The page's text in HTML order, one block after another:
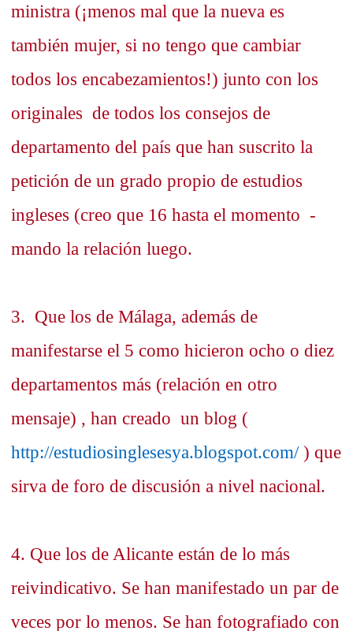
ministra (¡menos mal que la nueva es
también mujer, si no tengo que cambiar
todos los encabezamientos!) junto con los
originales de todos los consejos de
departamento del país que han suscrito la
petición de un grado propio de estudios
ingleses (creo que 16 hasta el momento -
mando la relación luego.
3. Que los de Málaga, además de
manifestarse el 5 como hicieron ocho o diez
departamentos más (relación en otro
mensaje) , han creado un blog (
http://estudiosinglesesya.blogspot.com/) que
sirva de foro de discusión a nivel nacional.
4. Que los de Alicante están de lo más
reivindicativo. Se han manifestado un par de
veces por lo menos. Se han fotografiado con